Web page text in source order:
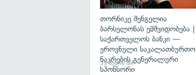
თორნიკე შენგელია
ბარსელონას ემშვიდობება |
საქართველოს ბანკი —
ეროვნული საკალათბურთო
ნაკრების გენერალური
სპონსორი
39 წუთის წინ